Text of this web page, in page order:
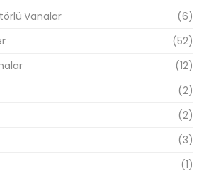
Vanalar
(6)
(52)
(12)
(2)
(2)
(3)
(1)